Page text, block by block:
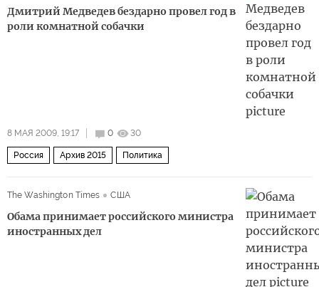
Дмитрий Медведев бездарно провел год в
роли комнатной собачки
8 МАЯ 2009, 19:17 0 30
Россия Архив 2015 Политика
The Washington Times США
Обама принимает российского министра
иностранных дел